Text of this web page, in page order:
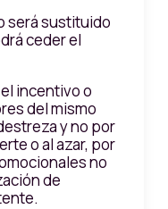
será sustituido
ceder el
incentivo o
del mismo
y no por
o al azar, por
no
de